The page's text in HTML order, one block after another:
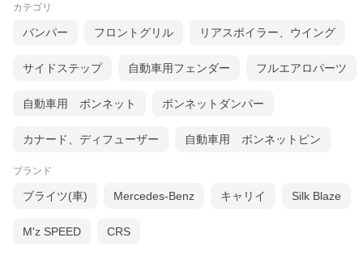
カテゴリ
バンパー フロントグリル リアスポイラー、ウイング
サイドステップ 自動車用フェンダー フルエアロパーツ
自動車用 ボンネット ボンネットダンパー
カナード、ディフューザー 自動車用 ボンネットピン
ブランド
ブライツ(車) Mercedes-Benz キャリイ Silk Blaze
M'z SPEED CRS